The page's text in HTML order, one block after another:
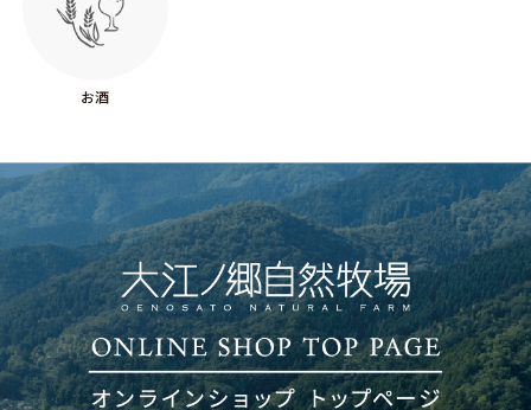
お酒